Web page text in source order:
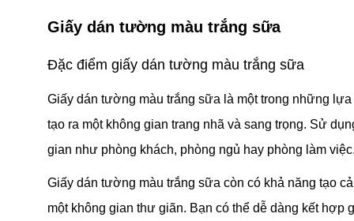
Giấy dán tường màu trắng sữa
Đặc điểm giấy dán tường màu trắng sữa
Giấy dán tường màu trắng sữa là một trong những
tạo ra một không gian trang nhã và sang trọng. Sử
gian như phòng khách, phòng ngủ hay phòng làm
Giấy dán tường màu trắng sữa còn có khả năng tạo
một không gian thư giãn. Bạn có thể dễ dàng kết